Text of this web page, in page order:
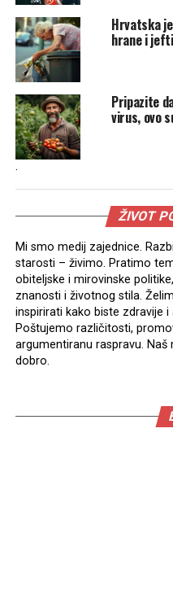
Hrvatska
hrane i
Pripazite
virus, ovo
.
ŽIVOT
Mi smo medij zajednice.
starosti – živimo. Pratimo
obiteljske i mirovinske
znanosti i životnog stila.
inspirirati kako biste zdravije i
Poštujemo različitosti,
argumentiranu raspravu.
dobro.